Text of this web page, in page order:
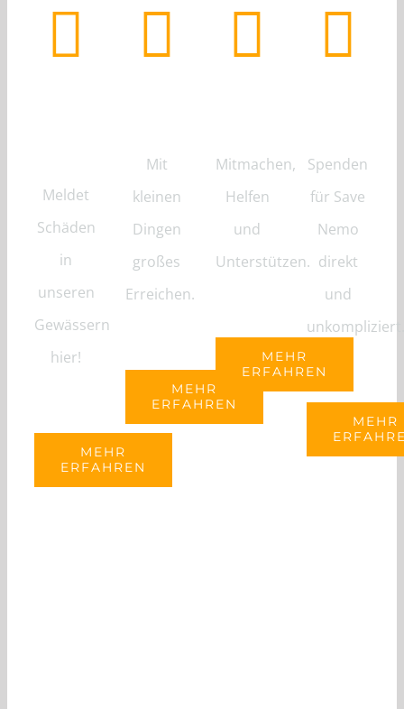
Meldet
Schäden
in
unseren
Gewässern
hier!
MEHR
ERFAHREN
Mit
kleinen
Dingen
großes
Erreichen.
MEHR
ERFAHREN
Mitmachen,
Helfen
und
Unterstützen.
MEHR
ERFAHREN
Spenden
für Save
Nemo
direkt
und
unkompliziert.
MEHR